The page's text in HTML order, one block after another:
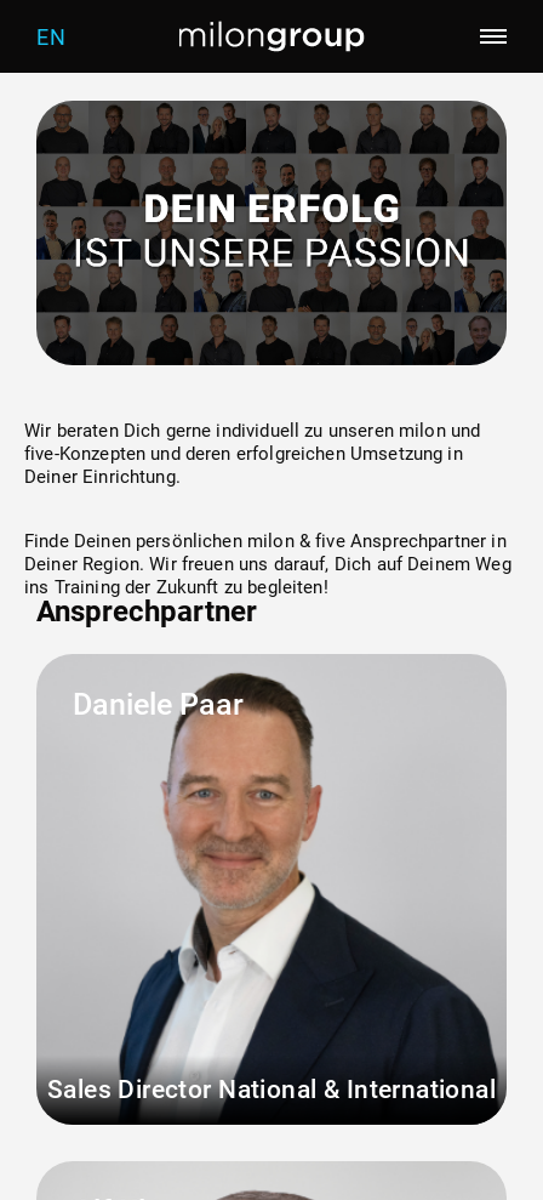
Unternehmen
Wer wir sind
Was uns antreibt
Karriere
Produkte
Screening
Welcome
Kraft & Beweglichkeit
Zirkeltraining
Kraft (freies Training)
Herz-Kreislauf
Branchen
Medizin
Services
Marketing
Technischer Service
Academy
EN
Wir beraten Dich gerne individuell zu unseren milon und
five-Konzepten und deren erfolgreichen Umsetzung in
Deiner Einrichtung.
Finde Deinen persönlichen milon & five Ansprechpartner in
Deiner Region. Wir freuen uns darauf, Dich auf Deinem Weg
ins Training der Zukunft zu begleiten!
Ansprechpartner
Daniele Paar
Sales Director National & International